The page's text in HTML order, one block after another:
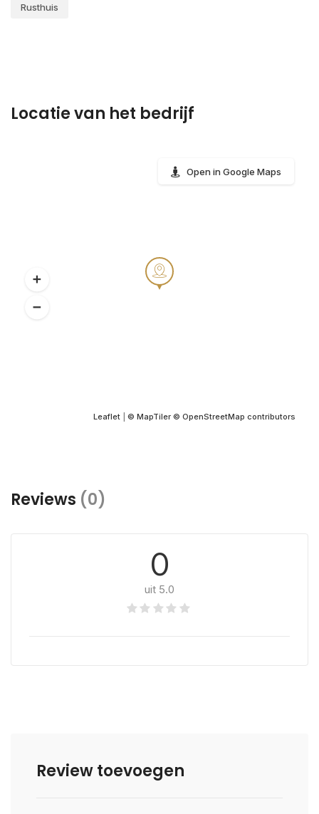
Rusthuis
Locatie van het bedrijf
Leaflet © MapTiler © OpenStreetMap contributors
Open in Google Maps
Reviews (0)
0
uit 5.0
Review toevoegen